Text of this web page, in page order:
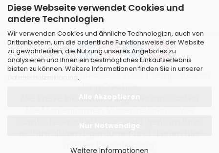
Diese Webseite verwendet Cookies und
andere Technologien
Wir verwenden Cookies und ähnliche Technologien, auch von
Drittanbietern, um die ordentliche Funktionsweise der Website
zu gewährleisten, die Nutzung unseres Angebotes zu
analysieren und Ihnen ein bestmögliches Einkaufserlebnis
bieten zu können. Weitere Informationen finden Sie in unserer
.
Alle Akzeptieren
Nur Notwendige
Weitere Informationen
Webshopby Gambio.de © 2026 | Template von
Alle Preise inkl. MwSt. & zzgl. Versandkosten
sämtliche Produktbilder sind Eigentum Ihrer
nur der Beschreibung.